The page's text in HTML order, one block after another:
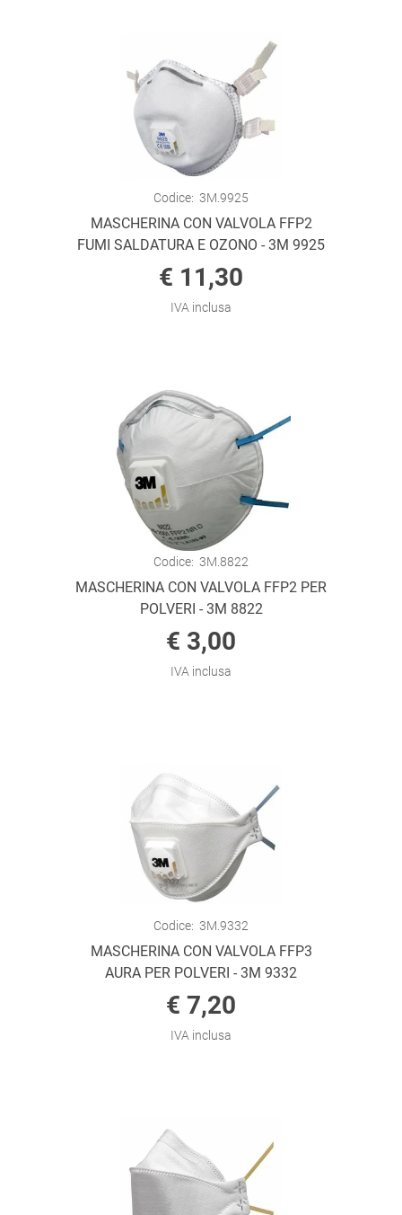
Codice: 3M.9925
MASCHERINA CON VALVOLA FFP2
FUMI SALDATURA E OZONO - 3M 9925
€ 11,30
IVA inclusa
Codice: 3M.8822
MASCHERINA CON VALVOLA FFP2 PER
POLVERI - 3M 8822
€ 3,00
IVA inclusa
Codice: 3M.9332
MASCHERINA CON VALVOLA FFP3
AURA PER POLVERI - 3M 9332
€ 7,20
IVA inclusa